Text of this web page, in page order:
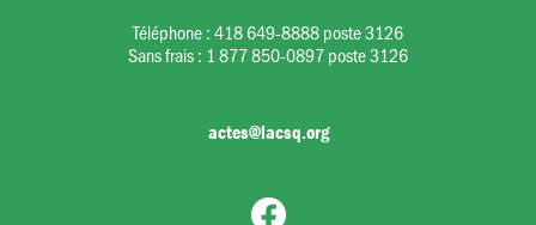
Téléphone :418 649-8888 poste 3126
Sans frais : 1 877 850-0897 poste 3126
actes@lacsq.org